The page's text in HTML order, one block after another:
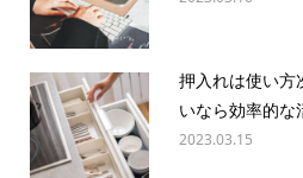
押入れは使い方
いなら効率的な
2023.03.15